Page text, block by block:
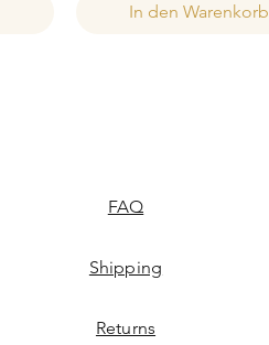
In den Warenkorb
FAQ
Shipping
Returns